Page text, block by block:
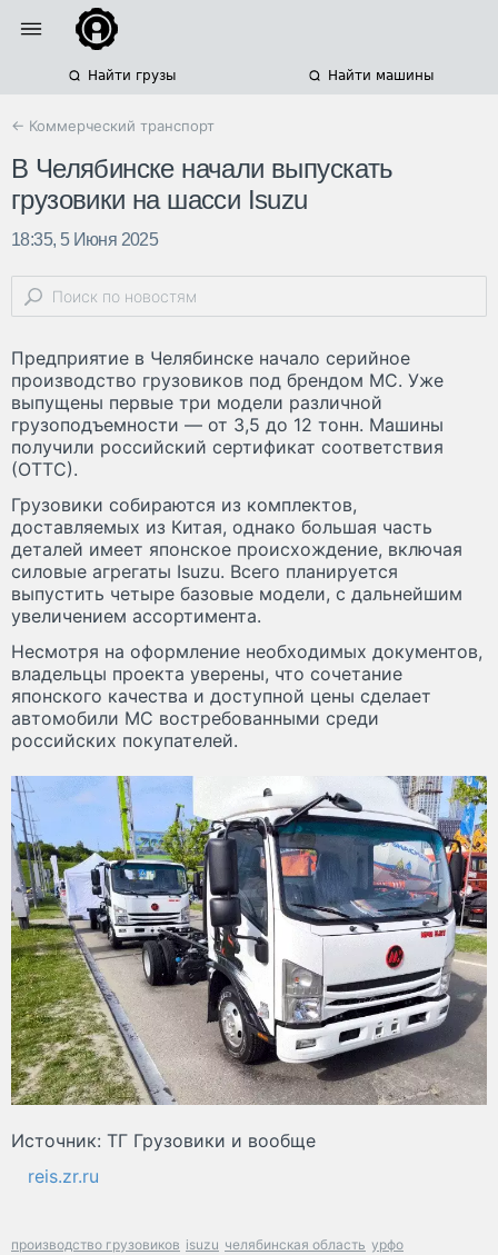
Найти грузы Найти машины
← Коммерческий транспорт
В Челябинске начали выпускать
грузовики на шасси Isuzu
18:35, 5 Июня 2025
Предприятие в Челябинске начало серийное
производство грузовиков под брендом MC. Уже
выпущены первые три модели различной
грузоподъемности — от 3,5 до 12 тонн. Машины
получили российский сертификат соответствия
(ОТТС).
Грузовики собираются из комплектов,
доставляемых из Китая, однако большая часть
деталей имеет японское происхождение, включая
силовые агрегаты Isuzu. Всего планируется
выпустить четыре базовые модели, с дальнейшим
увеличением ассортимента.
Несмотря на оформление необходимых документов,
владельцы проекта уверены, что сочетание
японского качества и доступной цены сделает
автомобили MC востребованными среди
российских покупателей.
Источник: ТГ Грузовики и вообще
reis.zr.ru
производство грузовиков isuzu челябинская область урфо